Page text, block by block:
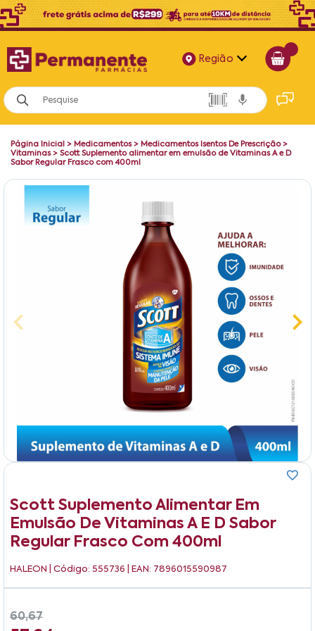
Região
Alagoas
Bahia
Paraíba
Pernambuco
Página Inicial > Medicamentos> Medicamentos Isentos De Prescrição>
Vitaminas> Scott Suplemento alimentar em emulsão de Vitaminas A e D
Sabor Regular Frasco com 400ml
Scott Suplemento Alimentar Em
Emulsão De Vitaminas A E D Sabor
Regular Frasco Com 400ml
HALEON | Código: 555736 | EAN: 7896015590987
60,67